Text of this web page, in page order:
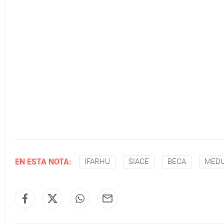
EN ESTA NOTA: IFARHU SIACE BECA